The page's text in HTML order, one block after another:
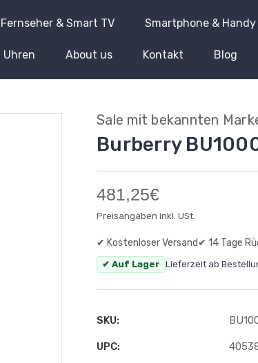
Fernseher & Smart TV Smartphone & Handy
Uhren About us Kontakt Blog
Sale mit bekannten
Burberry
481,25€
Preisangaben inkl. USt.
✔ Kostenloser Versand✔ 14 Tage
✔ Auf Lager Lieferzeit ab
SKU:
UPC: